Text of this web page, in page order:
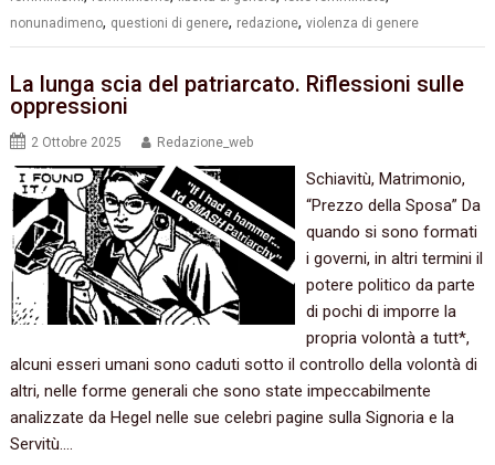
nonunadimeno, questioni di genere, redazione,violenza di genere
La lunga scia del patriarcato. Riflessioni sulle
oppressioni
2 Ottobre 2025 Redazione_web
Schiavitù, Matrimonio,
“Prezzo della Sposa” Da
quando si sono formati
i governi, in altri termini il
potere politico da parte
di pochi di imporre la
propria volontà a tutt*,
alcuni esseri umani sono caduti sotto il controllo della volontà di
altri, nelle forme generali che sono state impeccabilmente
analizzate da Hegel nelle sue celebri pagine sulla Signoria e la
Servitù.…